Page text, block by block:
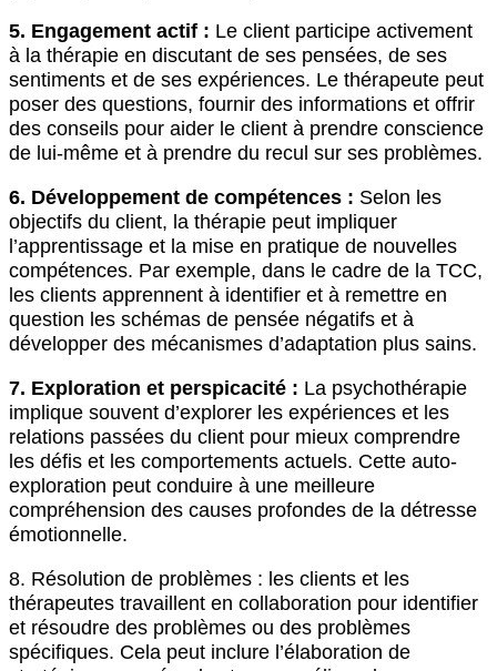
5. Engagement actif : Le client participe activement
à la thérapie en discutant de ses pensées, de ses
sentiments et de ses expériences. Le thérapeute peut
poser des questions, fournir des informations et offrir
des conseils pour aider le client à prendre conscience
de lui-même et à prendre du recul sur ses problèmes.
6. Développement de compétences : Selon les
objectifs du client, la thérapie peut impliquer
l’apprentissage et la mise en pratique de nouvelles
compétences. Par exemple, dans le cadre de la TCC,
les clients apprennent à identifier et à remettre en
question les schémas de pensée négatifs et à
développer des mécanismes d’adaptation plus sains.
7. Exploration et perspicacité : La psychothérapie
implique souvent d’explorer les expériences et les
relations passées du client pour mieux comprendre
les défis et les comportements actuels. Cette auto-
exploration peut conduire à une meilleure
compréhension des causes profondes de la détresse
émotionnelle.
8. Résolution de problèmes : les clients et les
thérapeutes travaillent en collaboration pour identifier
et résoudre des problèmes ou des problèmes
spécifiques. Cela peut inclure l’élaboration de